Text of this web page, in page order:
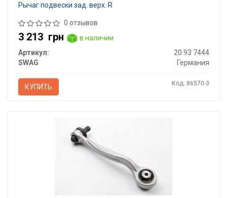
Рычаг подвески зад. верх. R
0 отзывов
3 213 грн
в наличии
Артикул:
20 93 7444
SWAG
Германия
КУПИТЬ Код: 86570-3